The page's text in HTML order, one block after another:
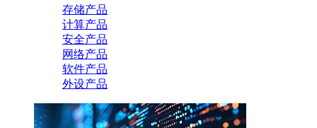
存储产品
计算产品
安全产品
网络产品
软件产品
外设产品